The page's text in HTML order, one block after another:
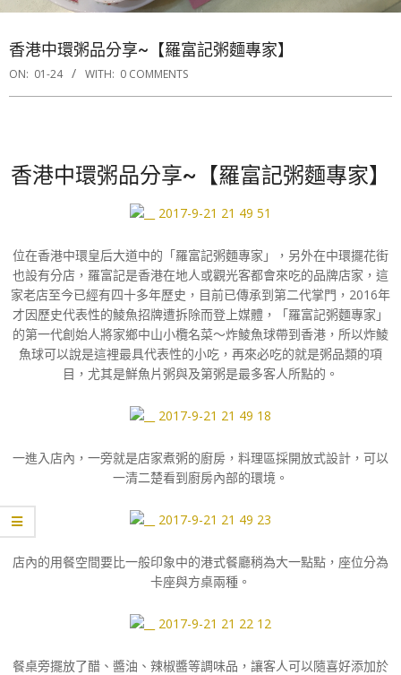
香港中環粥品分享~【羅富記粥麵專家】
ON: 01-24 WITH: 0 COMMENTS
香港中環粥品分享~【羅富記粥麵專家】
位在香港中環皇后大道中的「羅富記粥麵專家」，另外在中環擺花街
也設有分店，羅富記是香港在地人或觀光客都會來吃的品牌店家，這
家老店至今已經有四十多年歷史，目前已傳承到第二代掌門，2016年
才因歷史代表性的鯪魚招牌遭拆除而登上媒體，「羅富記粥麵專家」
的第一代創始人將家鄉中山小欖名菜～炸鯪魚球帶到香港，所以炸鯪
魚球可以說是這裡最具代表性的小吃，再來必吃的就是粥品類的項
目，尤其是鮮魚片粥與及第粥是最多客人所點的。
一進入店內，一旁就是店家煮粥的廚房，料理區採開放式設計，可以
一清二楚看到廚房內部的環境。
店內的用餐空間要比一般印象中的港式餐廳稍為大一點點，座位分為
卡座與方桌兩種。
餐桌旁擺放了醋、醬油、辣椒醬等調味品，讓客人可以隨喜好添加於